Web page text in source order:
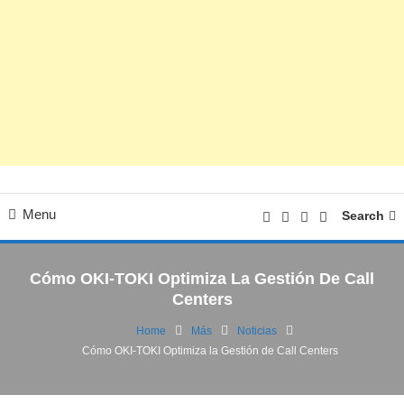
Menu Search
Cómo OKI-TOKI Optimiza La Gestión De Call
Centers
Home Más
Noticias
Cómo OKI-TOKI Optimiza la Gestión de Call Centers
Marketing/SEO Noticias
Tecnología